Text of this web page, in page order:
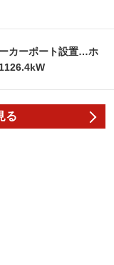
カーポート設置…ホ
る